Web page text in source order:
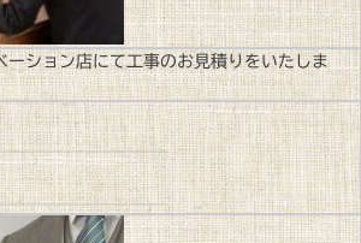
ーション店にて工事のお見積りをいたしま